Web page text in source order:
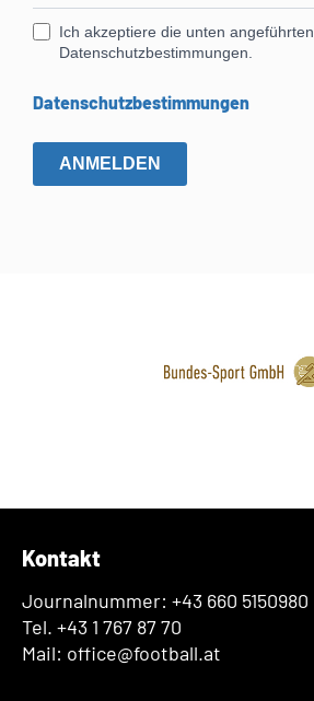
Ich akzeptiere die unten angeführten
Datenschutzbestimmungen.
Datenschutzbestimmungen
ANMELDEN
Kontakt
Journalnummer: +43 660 5150980
Tel. +43 1 767 87 70
Mail: office@football.at